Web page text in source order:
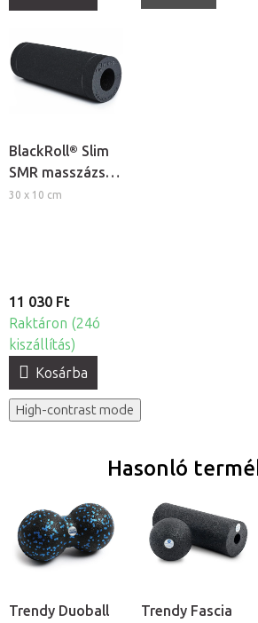
BlackRoll® Slim
SMR masszázs
henger
30 x 10 cm
11 030 Ft
Raktáron (24ó
kiszállítás)
Kosárba
High-contrast mode
Hasonló
Trendy Duoball
Trendy Fascia